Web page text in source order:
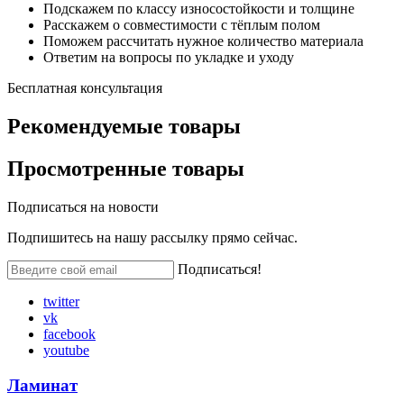
Подскажем по классу износостойкости и толщине
Расскажем о совместимости с тёплым полом
Поможем рассчитать нужное количество материала
Ответим на вопросы по укладке и уходу
Бесплатная консультация
Рекомендуемые товары
Просмотренные товары
Подписаться на новости
Подпишитесь на нашу рассылку прямо сейчас.
Подписаться!
twitter
vk
facebook
youtube
Ламинат